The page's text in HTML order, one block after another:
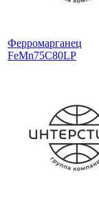
Ферромарганец
FeMn75C80LP